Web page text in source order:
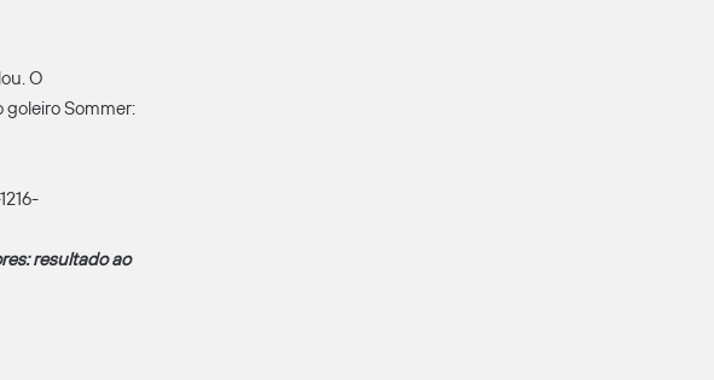
O
goleiro Sommer:
resultado ao